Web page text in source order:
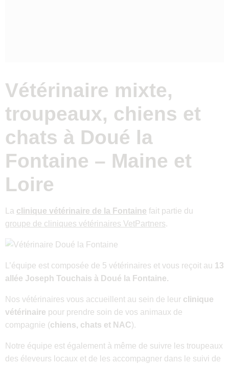
Vétérinaire mixte,
troupeaux, chiens et
chats à Doué la
Fontaine – Maine et
Loire
La clinique vétérinaire de la Fontaine fait partie du
groupe de cliniques vétérinaires VetPartners.
L’équipe est composée de 5 vétérinaires et vous reçoit au 13
allée Joseph Touchais à Doué la Fontaine.
Nos vétérinaires vous accueillent au sein de leur clinique
vétérinaire pour prendre soin de vos animaux de
compagnie (chiens, chats et NAC).
Notre équipe est également à même de suivre les troupeaux
des éleveurs locaux et de les accompagner dans le suivi de